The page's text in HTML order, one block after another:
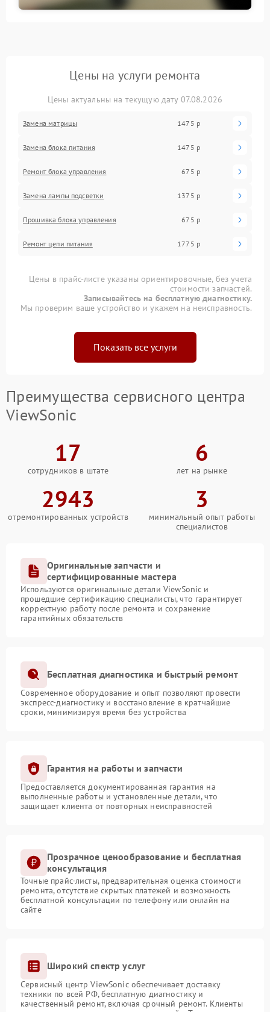
Цены на услуги ремонта
Цены актуальны на текущую дату 07.08.2026
Замена матрицы 1475 р
Замена блока питания 1475 р
Ремонт блока управления 675 р
Замена лампы подсветки 1375 р
Прошивка блока управления 675 р
Ремонт цепи питания 1775 р
Цены в прайс-листе указаны ориентировочные, без учета
стоимости запчастей.
Записывайтесь на бесплатную диагностику.
Мы проверим ваше устройство и укажем на неисправность.
Показать все услуги
Преимущества сервисного центра
ViewSonic
17
сотрудников в штате
6
лет на рынке
2943
отремонтированных устройств
3
минимальный опыт работы
специалистов
Оригинальные запчасти и
сертифицированные мастера
Используются оригинальные детали ViewSonic и
прошедшие сертификацию специалисты, что гарантирует
корректную работу после ремонта и сохранение
гарантийных обязательств
Бесплатная диагностика и быстрый ремонт
Современное оборудование и опыт позволяют провести
экспресс-диагностику и восстановление в кратчайшие
сроки, минимизируя время без устройства
Гарантия на работы и запчасти
Предоставляется документированная гарантия на
выполненные работы и установленные детали, что
защищает клиента от повторных неисправностей
Прозрачное ценообразование и бесплатная
консультация
Точные прайс-листы, предварительная оценка стоимости
ремонта, отсутствие скрытых платежей и возможность
бесплатной консультации по телефону или онлайн на
сайте
Широкий спектр услуг
Сервисный центр ViewSonic обеспечивает доставку
техники по всей РФ, бесплатную диагностику и
качественный ремонт, включая срочный ремонт. Клиенты